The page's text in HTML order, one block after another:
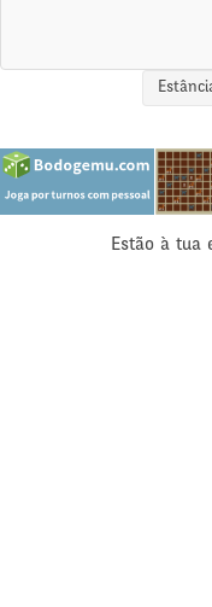
Estão à tua